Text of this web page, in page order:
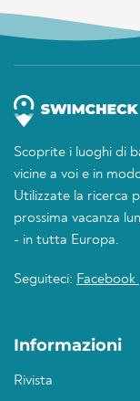
Scoprite i luoghi di
vicine a voi e in
Utilizzate la ricerca
prossima vacanza
- in tutta Europa.
Seguiteci: Facebook
Informazioni
Rivista